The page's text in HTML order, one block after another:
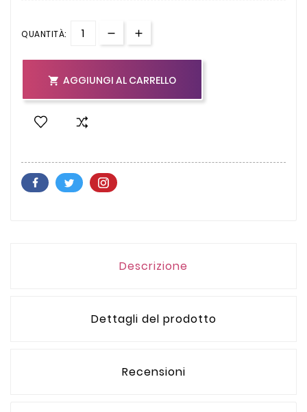
QUANTITÀ:
 AGGIUNGI AL CARRELLO
Descrizione
Dettagli del prodotto
Recensioni